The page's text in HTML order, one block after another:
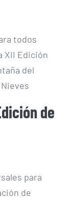
todos
XII Edición
del
de
para
de